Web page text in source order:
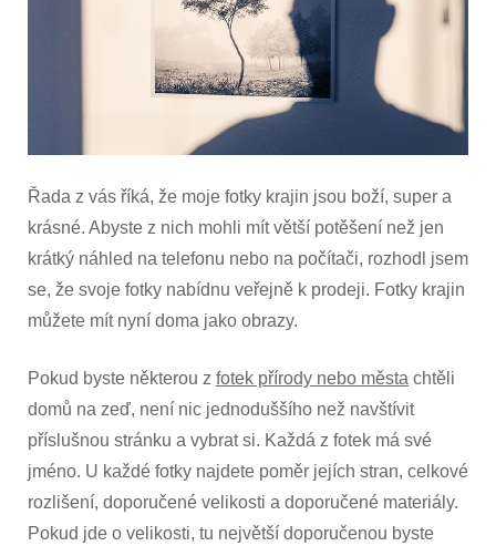
Řada z vás říká, že moje fotky krajin jsou boží, super a
krásné. Abyste z nich mohli mít větší potěšení než jen
krátký náhled na telefonu nebo na počítači, rozhodl jsem
se, že svoje fotky nabídnu veřejně k prodeji. Fotky krajin
můžete mít nyní doma jako obrazy.
Pokud byste některou z fotek přírody nebo města chtěli
domů na zeď, není nic jednoduššího než navštívit
příslušnou stránku a vybrat si. Každá z fotek má své
jméno. U každé fotky najdete poměr jejích stran, celkové
rozlišení, doporučené velikosti a doporučené materiály.
Pokud jde o velikosti, tu největší doporučenou byste